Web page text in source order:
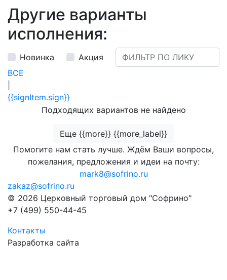
Другие варианты
исполнения:
Новинка
Акция
ВСЕ
{{signItem.sign}}
Подходящих вариантов не найдено
Еще {{more}} {{more_label}}
Помогите нам стать лучше. Ждём Ваши вопросы,
пожелания, предложения и идеи на почту:
mark8@sofrino.ru
zakaz@sofrino.ru
© 2026 Церковный торговый дом "Софрино"
+7 (499) 550-44-45
Контакты
Разработка сайта